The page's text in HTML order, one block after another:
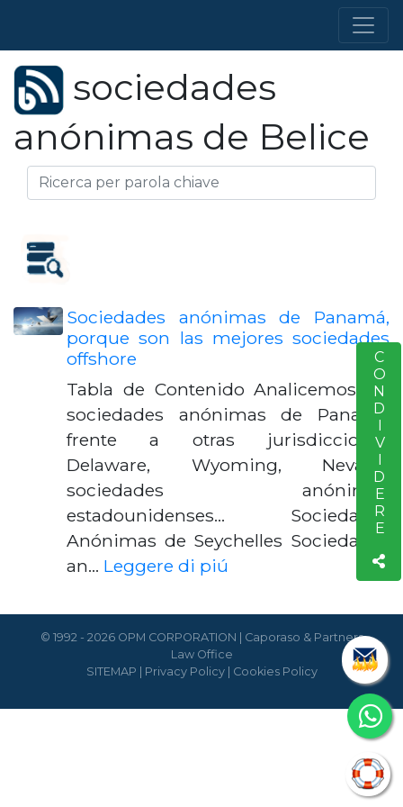
sociedades
anónimas de Belice
Sociedades anónimas de Panamá,
porque son las mejores sociedades
offshore
Tabla de Contenido Analicemos las
sociedades anónimas de Panamá
frente a otras jurisdicciones
Delaware, Wyoming, Nevada,
sociedades anónimas
estadounidenses... Sociedades
Anónimas de Seychelles Sociedades
an… Leggere di piú
CONDIVIDERE
© 1992 - 2026 OPM CORPORATION | Caporaso & Partners
Law Office
SITEMAP
Privacy Policy| Cookies Policy